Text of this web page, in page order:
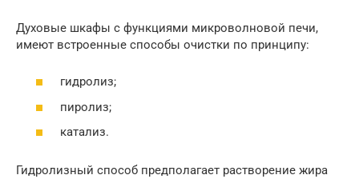
Духовые шкафы с функциями микроволновой печи,
имеют встроенные способы очистки по принципу:
гидролиз;
пиролиз;
катализ.
Гидролизный способ предполагает растворение жира